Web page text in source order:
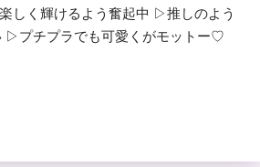
しく輝けるよう奮起中 ▷推しのよう
▷プチプラでも可愛くがモットー♡